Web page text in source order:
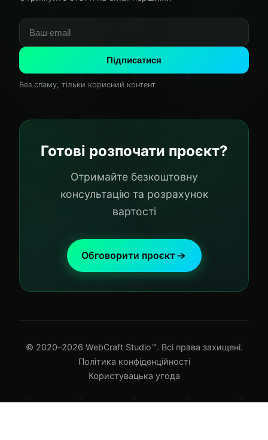
Підписатися
Без спаму, тільки корисний контент
Готові розпочати проєкт?
Отримайте безкоштовну
консультацію та розрахунок
вартості
Обговорити проєкт
© 2020–2026 WebCraft Studio™. Всі права захищені.
Політика конфіденційності
Користувацька угода